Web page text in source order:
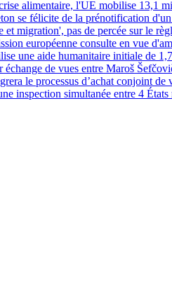
alimentaire, l'UE mobilise 13,1
se félicite de la prénotification
et migration', pas de percée sur le
européenne consulte en vue
une aide humanitaire initiale de
échange de vues entre Maroš
le processus d’achat conjoint
inspection simultanée entre 4